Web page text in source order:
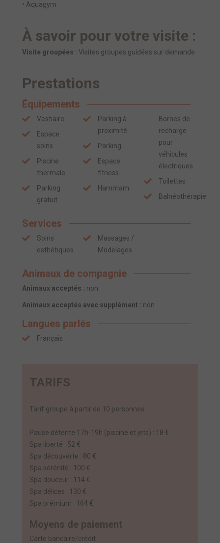
• Aquagym
À savoir pour votre visite :
Visite groupées : Visites groupes guidées sur demande
Prestations
Équipements
Vestiaire
Espace
soins
Piscine
thermale
Parking
gratuit
Parking à
proximité
Parking
Espace
fitness
Hammam
Bornes de
recharge
pour
véhicules
électriques
Toilettes
Balnéothérapie
Services
Soins
esthétiques
Massages /
Modelages
Animaux de compagnie
Animaux acceptés : non
Animaux acceptés avec supplément : non
Langues parlés
Français
TARIFS
Tarif groupe à partir de 10 personnes.
Pause détente 17h-19h (piscine et jets) : 18 €
Spa liberté : 52 €
Spa découverte : 80 €
Spa sérénité : 100 €
Spa douceur : 114 €
Spa délices : 130 €
Spa prémium : 164 €.
Moyens de paiement
Carte bancaire/crédit